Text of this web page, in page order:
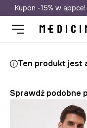
Kupon -15% w
Ten produkt jest
Sprawdź podobne